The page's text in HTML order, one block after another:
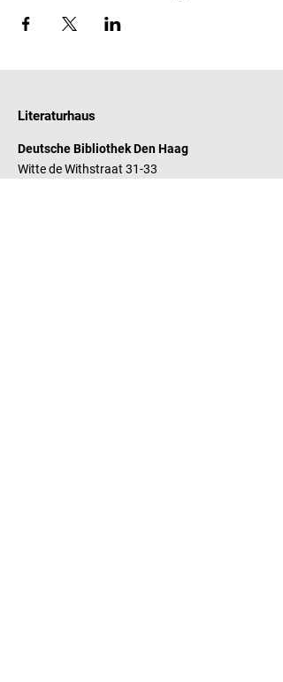
Literaturhaus
Deutsche Bibliothek Den Haag
Witte de Withstraat 31-33